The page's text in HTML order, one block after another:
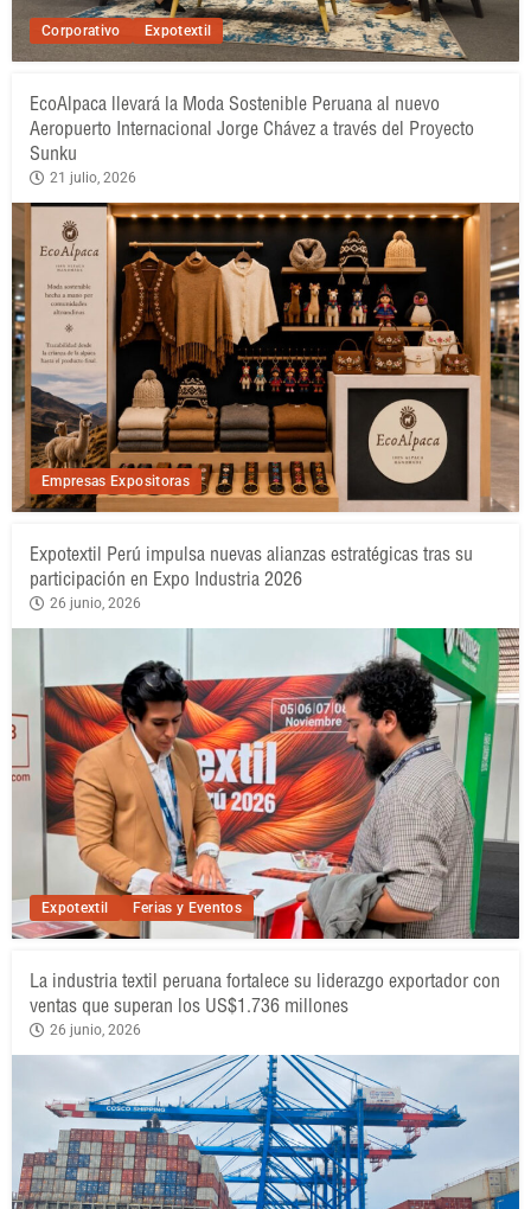
Corporativo Expotextil
Empresas Expositoras
EcoAlpaca llevará la Moda Sostenible Peruana al nuevo
Aeropuerto Internacional Jorge Chávez a través del Proyecto
Sunku
21 julio, 2026
Expotextil Ferias y Eventos
Expotextil Perú impulsa nuevas alianzas estratégicas tras su
participación en Expo Industria 2026
26 junio, 2026
La industria textil peruana fortalece su liderazgo exportador con
ventas que superan los US$1.736 millones
26 junio, 2026